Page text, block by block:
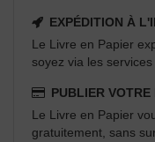
EXPÉDITION À
Le Livre en Papier
soyez via les
PUBLIER
Le Livre en Papier
gratuitement, sans